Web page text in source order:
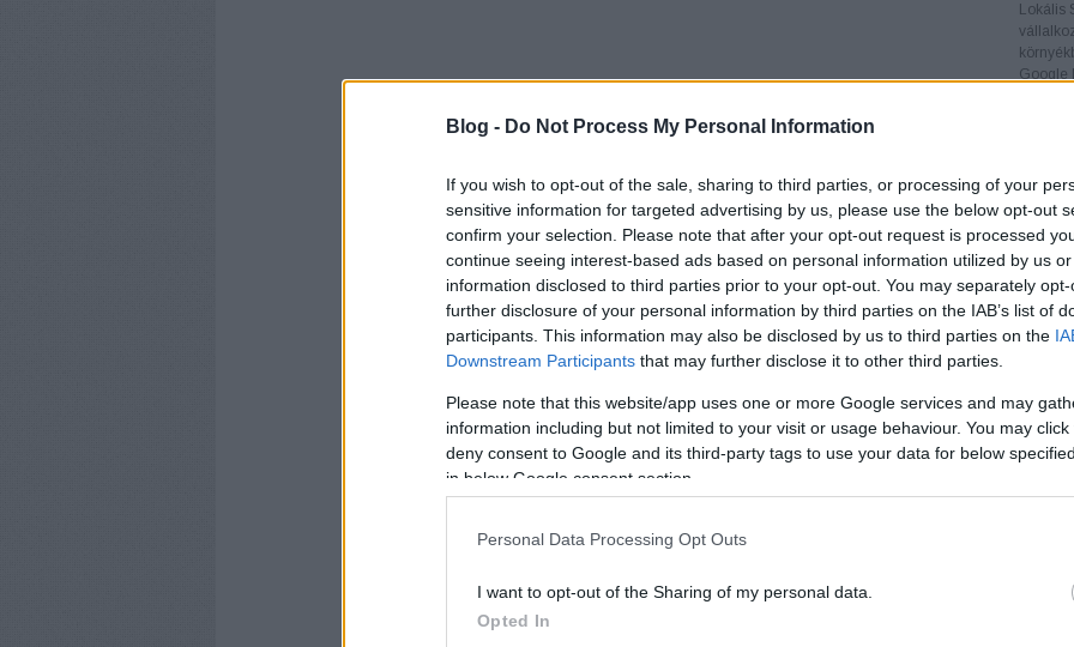
Blog - Do Not Process My Personal Information
If you wish to opt-out of the sale, sharing to third parties, or processing of your
sensitive information for targeted advertising by us, please use the below opt-out
confirm your selection. Please note that after your opt-out request is processed
continue seeing interest-based ads based on personal information utilized by us
information disclosed to third parties prior to your opt-out. You may separately
further disclosure of your personal information by third parties on the IAB’s list of
participants. This information may also be disclosed by us to third parties on the
Downstream Participants that may further disclose it to other third parties.
Please note that this website/app uses one or more Google services and may
information including but not limited to your visit or usage behaviour. You may
deny consent to Google and its third-party tags to use your data for below
in below Google consent section.
Personal Data Processing Opt Outs
I want to opt-out of the Sharing of my personal data.
Opted In
Lokális
Google
5.
8.
9.
10.
SEO
segít